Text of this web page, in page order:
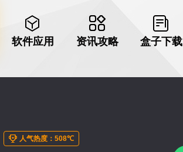
软件应用 资讯攻略 盒子下载
人气热度：508℃